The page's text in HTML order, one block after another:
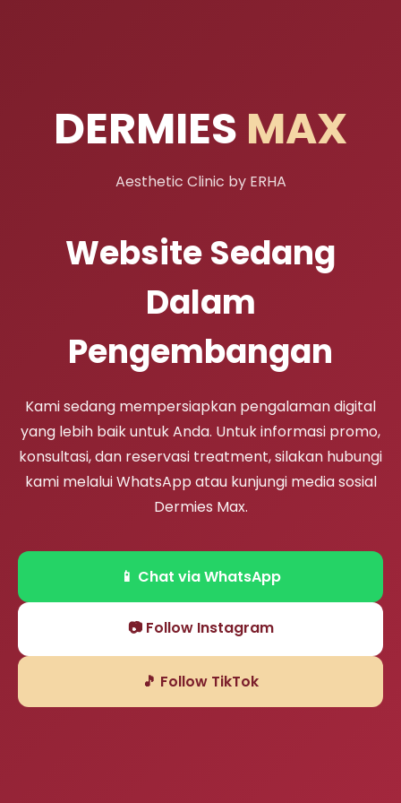
DERMIES MAX
Aesthetic Clinic by ERHA
Website Sedang
Dalam
Pengembangan
Kami sedang mempersiapkan pengalaman digital
yang lebih baik untuk Anda. Untuk informasi promo,
konsultasi, dan reservasi treatment, silakan hubungi
kami melalui WhatsApp atau kunjungi media sosial
Dermies Max.
📱 Chat via WhatsApp
📷 Follow Instagram
🎵 Follow TikTok